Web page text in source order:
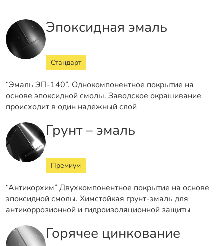
Эпоксидная эмаль
Стандарт
“Эмаль ЭП-140”. Однокомпонентное покрытие на
основе эпоксидной смолы. Заводское окрашивание
происходит в один надёжный слой
Грунт – эмаль
Премиум
“Антикорхим” Двухкомпонентное покрытие на основе
эпоксидной смолы. Химстойкая грунт-эмаль для
антикоррозионной и гидроизоляционной защиты
Горячее цинкование